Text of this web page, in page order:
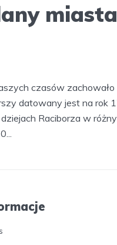
miasta
czasów zachowało
datowany jest na rok
Raciborza w